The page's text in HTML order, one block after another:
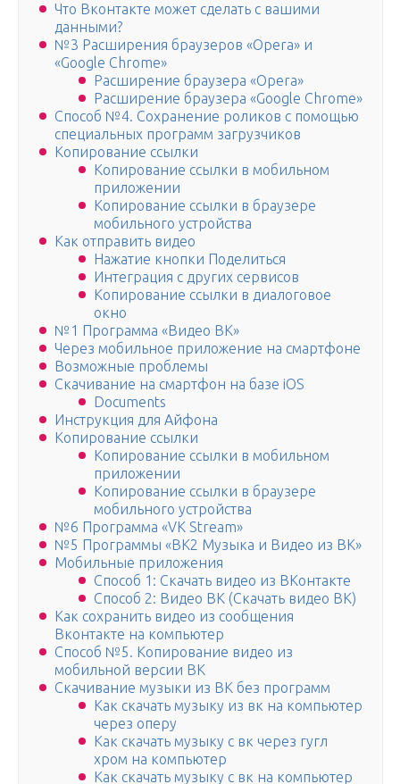
Что Вконтакте может сделать с вашими
данными?
№3 Расширения браузеров «Opera» и
«Google Chrome»
Расширение браузера «Opera»
Расширение браузера «Google Chrome»
Способ №4. Cохранение роликов с помощью
специальных программ загрузчиков
Копирование ссылки
Копирование ссылки в мобильном
приложении
Копирование ссылки в браузере
мобильного устройства
Как отправить видео
Нажатие кнопки Поделиться
Интеграция с других сервисов
Копирование ссылки в диалоговое
окно
№1 Программа «Видео ВК»
Через мобильное приложение на смартфоне
Возможные проблемы
Скачивание на смартфон на базе iOS
Documents
Инструкция для Айфона
Копирование ссылки
Копирование ссылки в мобильном
приложении
Копирование ссылки в браузере
мобильного устройства
№6 Программа «VK Stream»
№5 Программы «ВК2 Музыка и Видео из ВК»
Мобильные приложения
Способ 1: Скачать видео из ВКонтакте
Способ 2: Видео ВК (Скачать видео ВК)
Как сохранить видео из сообщения
Вконтакте на компьютер
Способ №5. Копирование видео из
мобильной версии ВК
Скачивание музыки из ВК без программ
Как скачать музыку из вк на компьютер
через оперу
Как скачать музыку с вк через гугл
хром на компьютер
Как скачать музыку с вк на компьютер